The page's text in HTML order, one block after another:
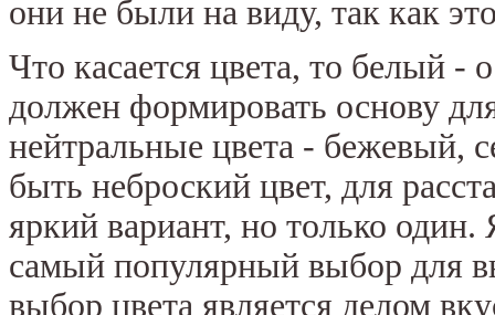
они не были на виду, так как
Что касается цвета, то белый -
должен формировать основу
нейтральные цвета - бежевый,
быть неброский цвет, для
яркий вариант, но только
самый популярный выбор для
выбор цвета является делом